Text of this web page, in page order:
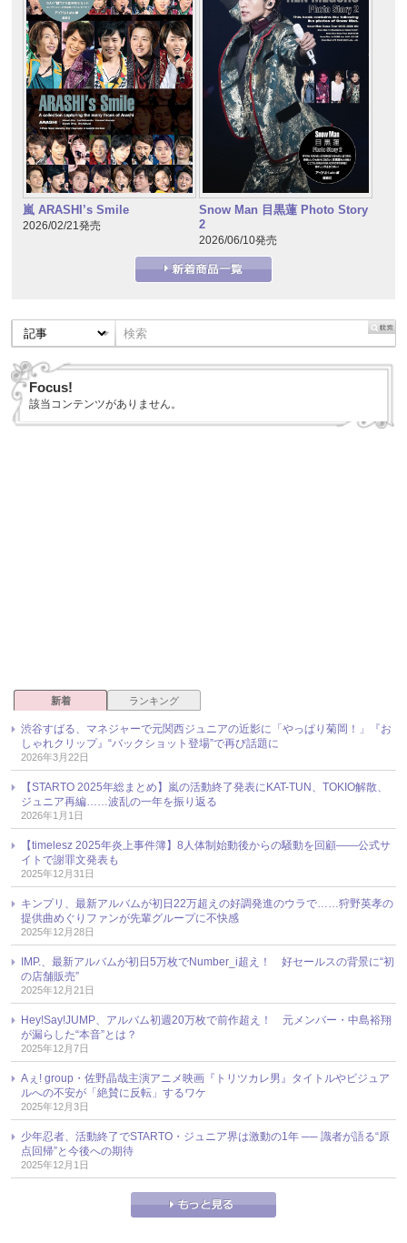
嵐 ARASHI’s Smile
2026/02/21発売
Snow Man 目黒蓮 Photo Story
2
2026/06/10発売
Focus!
該当コンテンツがありません。
新着 ランキング
渋谷すばる、マネジャーで元関西ジュニアの近影に「やっぱり菊岡！」『お
しゃれクリップ』“バックショット登場”で再び話題に
2026年3月22日
【STARTO 2025年総まとめ】嵐の活動終了発表にKAT-TUN、TOKIO解散、
ジュニア再編……波乱の一年を振り返る
2026年1月1日
【timelesz 2025年炎上事件簿】8人体制始動後からの騒動を回顧――公式サ
イトで謝罪文発表も
2025年12月31日
キンプリ、最新アルバムが初日22万超えの好調発進のウラで……狩野英孝の
提供曲めぐりファンが先輩グループに不快感
2025年12月28日
IMP.、最新アルバムが初日5万枚でNumber_i超え！ 好セールスの背景に“初
の店舗販売”
2025年12月21日
Hey!Say!JUMP、アルバム初週20万枚で前作超え！ 元メンバー・中島裕翔
が漏らした“本音”とは？
2025年12月7日
Aぇ! group・佐野晶哉主演アニメ映画『トリツカレ男』タイトルやビジュア
ルへの不安が「絶賛に反転」するワケ
2025年12月3日
少年忍者、活動終了でSTARTO・ジュニア界は激動の1年 ── 識者が語る“原
点回帰”と今後への期待
2025年12月1日